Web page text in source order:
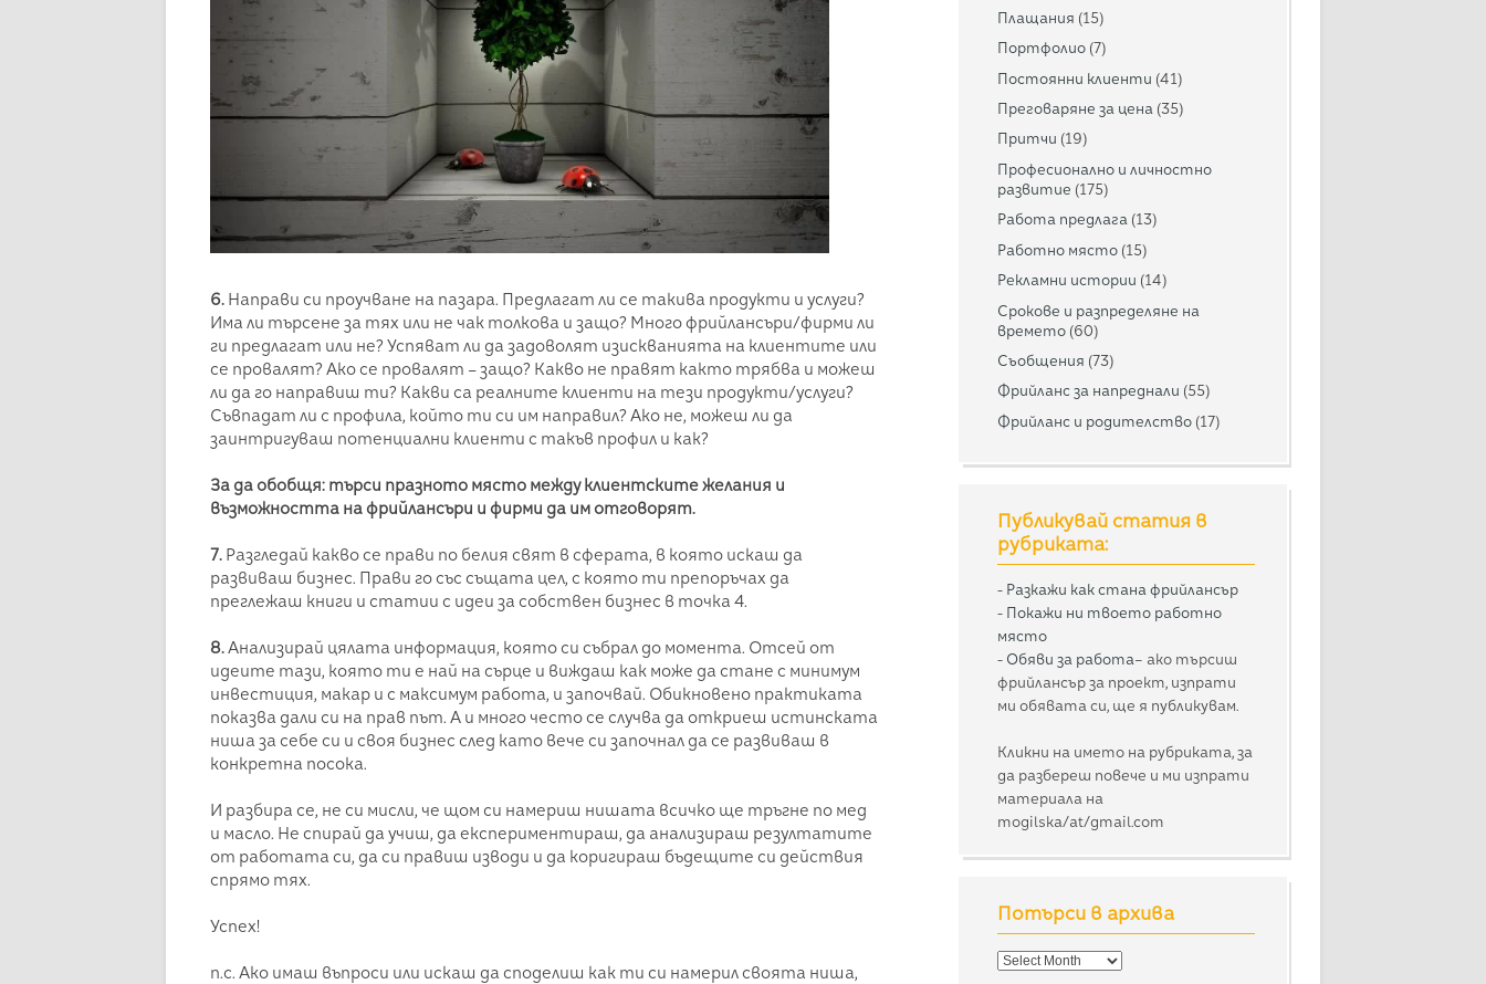
6. Направи си проучване на пазара. Предлагат ли се такива продукти и услуги?
Има ли търсене за тях или не чак толкова и защо? Много фрийлансъри/фирми ли
ги предлагат или не? Успяват ли да задоволят изискванията на клиентите или
се провалят? Ако се провалят – защо? Какво не правят както трябва и можеш
ли да го направиш ти? Какви са реалните клиенти на тези продукти/услуги?
Съвпадат ли с профила, който ти си им направил? Ако не, можеш ли да
заинтригуваш потенциални клиенти с такъв профил и как?
За да обобщя: търси празното място между клиентските желания и
възможността на фрийлансъри и фирми да им отговорят.
7. Разгледай какво се прави по белия свят в сферата, в която искаш да
развиваш бизнес. Прави го със същата цел, с която ти препоръчах да
преглежаш книги и статии с идеи за собствен бизнес в точка 4.
8.Анализирай цялата информация, която си събрал до момента. Отсей от
идеите тази, която ти е най на сърце и виждаш как може да стане с минимум
инвестиция, макар и с максимум работа, и започвай. Обикновено практиката
показва дали си на прав път. А и много често се случва да откриеш истинската
ниша за себе си и своя бизнес след като вече си започнал да се развиваш в
конкретна посока.
И разбира се, не си мисли, че щом си намериш нишата всичко ще тръгне по мед
и масло. Не спирай да учиш, да експериментираш, да анализираш резултатите
от работата си, да си правиш изводи и да коригираш бъдещите си действия
спрямо тях.
Успех!
п.с. Ако имаш въпроси или искаш да споделиш как ти си намерил своята ниша,
Плащания (15)
Портфолио (7)
Постоянни клиенти (41)
Преговаряне за цена (35)
Притчи (19)
Професионално и личностно
развитие (175)
Работа предлага (13)
Работно място (15)
Рекламни истории (14)
Срокове и разпределяне на
времето (60)
Съобщения (73)
Фрийланс за напреднали (55)
Фрийланс и родителство (17)
Публикувай статия в
рубриката:
- Разкажи как стана фрийлансър
- Покажи ни твоето работно
място
- Обяви за работа– ако търсиш
фрийлансър за проект, изпрати
ми обявата си, ще я публикувам.
Кликни на името на рубриката, за
да разбереш повече и ми изпрати
материала на
mogilska/at/gmail.com
Потърси в архива
Потърси